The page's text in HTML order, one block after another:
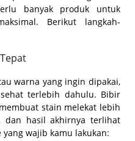
banyak produk untuk
Berikut langkah-
warna yang ingin dipakai,
terlebih dahulu. Bibir
stain melekat lebih
dan hasil akhirnya terlihat
wajib kamu lakukan: